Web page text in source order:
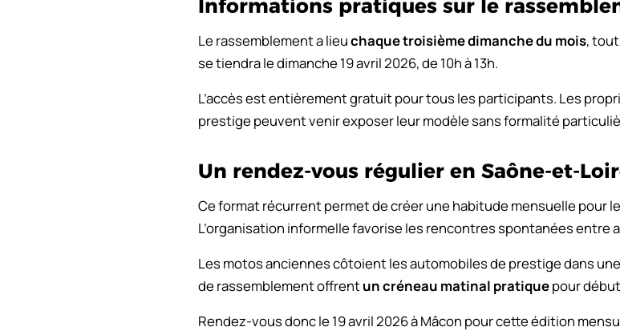
Informations pratiques sur le
Le rassemblement a lieuchaque troisième dimanche du mois,
se tiendra le dimanche 19 avril 2026, de 10h à 13h.
L’accès est entièrement gratuit pour tous les participants. Les
prestige peuvent venir exposer leur modèle sans formalité
Un rendez-vous régulier en Saône-et-
Ce format récurrent permet de créer une habitude mensuelle pour
L’organisation informelle favorise les rencontres spontanées entre
Les motos anciennes côtoient les automobiles de prestige dans
de rassemblement offrentun créneau matinal pratiquepour
Rendez-vous donc le 19 avril 2026 à Mâcon pour cette édition